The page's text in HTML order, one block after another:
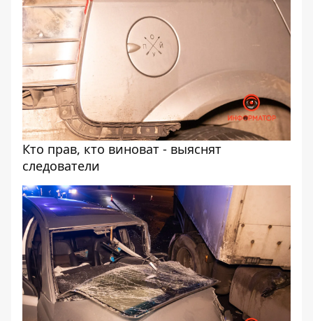
Кто прав, кто виноват - выяснят
следователи